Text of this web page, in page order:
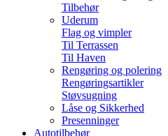
Tilbehør
Uderum
Flag og vimpler
Til Terrassen
Til Haven
Rengøring og polering
Rengøringsartikler
Støvsugning
Låse og Sikkerhed
Presenninger
Autotilbehør